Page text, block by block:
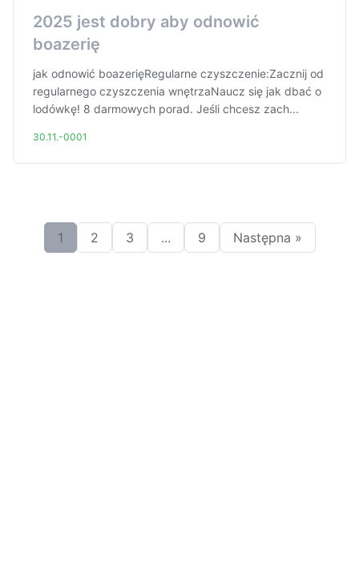
2025 jest dobry aby odnowić
boazerię
jak odnowić boazerięRegularne czyszczenie:Zacznij od
regularnego czyszczenia wnętrzaNaucz się jak dbać o
lodówkę! 8 darmowych porad. Jeśli chcesz zach...
30.11.-0001
1 2 3 ... 9 Następna »